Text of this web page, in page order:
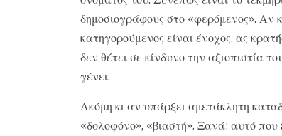
δημοσιογράφους στο «φερόμενος». Αν
κατηγορούμενος είναι ένοχος, ας
δεν θέτει σε κίνδυνο την αξιοπιστία
γένει.
Ακόμη κι αν υπάρξει αμετάκλητη
«δολοφόνο», «βιαστή». Ξανά: αυτό που